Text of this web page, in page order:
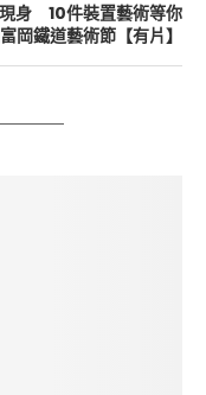
身 10件裝置藝術等你
岡鐵道藝術節【有片】